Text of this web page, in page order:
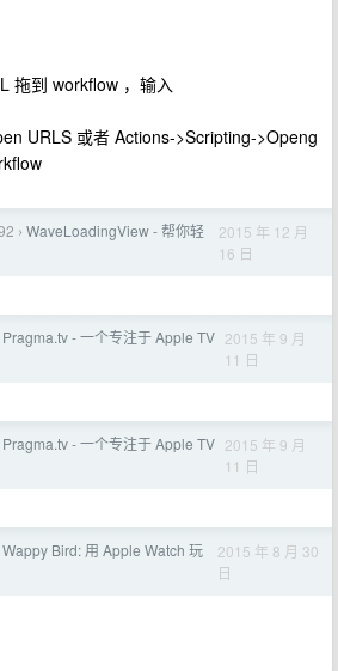
拖到 workflow ，输入
URLS 或者 Actions->Scripting->Openg
› WaveLoadingView - 帮你轻
2015 年 12 月
16 日
Pragma.tv - 一个专注于 Apple TV 2015 年 9 月
11 日
Pragma.tv - 一个专注于 Apple TV 2015 年 9 月
11 日
Wappy Bird: 用 Apple Watch 玩
2015 年 8 月 30
日